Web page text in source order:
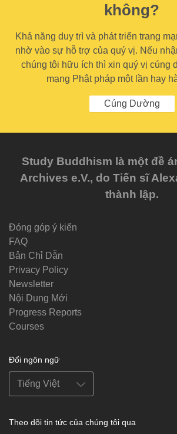
không?
Khả năng duy trì và phát triển trang
nhờ vào sự hỗ trợ của quý vị. Nếu
chúng tôi hữu ích thì xin quý vị cúng
mạng Phật pháp một lần hay
Cúng Dường
Study Buddhism là một đề
Archives e.V., do Tiến sĩ
thành lập.
Đóng góp ý kiến
FAQ
Bản Chỉ Dẫn
Privacy Policy
Newsletter
Nội Dung Mới
Progress Reports
Courses
Đổi ngôn ngữ
Theo dõi tin tức của chúng tôi qua